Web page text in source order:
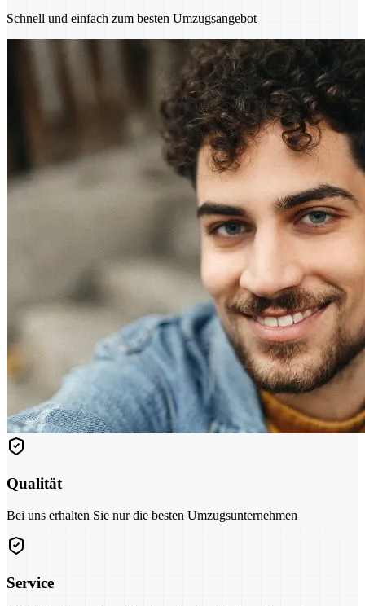
Schnell und einfach zum besten Umzugsangebot
Qualität
Bei uns erhalten Sie nur die besten Umzugsunternehmen
Service